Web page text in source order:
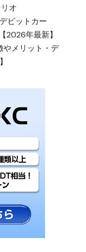
オ
ビットカー
2026年最新】
やメリット・デ